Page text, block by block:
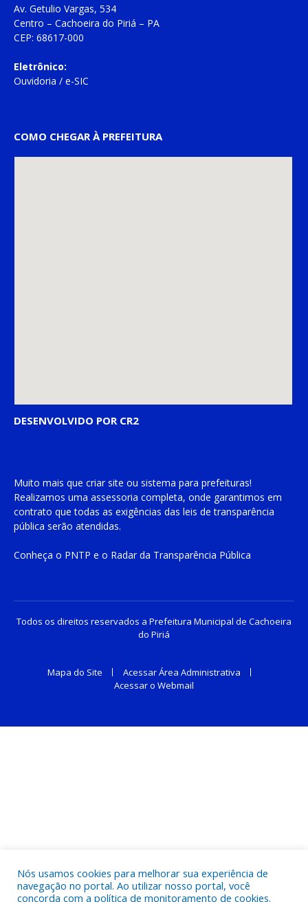
Av. Getulio Vargas, 534
Centro – Cachoeira do Piriá – PA
CEP: 68617-000
Eletrônico:
Ouvidoria / e-SIC
COMO CHEGAR À PREFEITURA
DESENVOLVIDO POR CR2
Muito mais que criar site ou sistema para prefeituras!
Realizamos uma assessoria completa, onde garantimos em
contrato que todas as exigências das leis de transparência
pública serão atendidas.
Conheça o PNTP e o Radar da Transparência Pública
Todos os direitos reservados a Prefeitura Municipal de Cachoeira
do Piriá
Mapa do Site
Acessar Área Administrativa
Acessar o Webmail
Nós usamos cookies para melhorar sua experiência de
navegação no portal. Ao utilizar nosso portal, você
concorda com a política de monitoramento de cookies.